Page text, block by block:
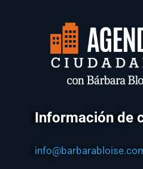
Información de